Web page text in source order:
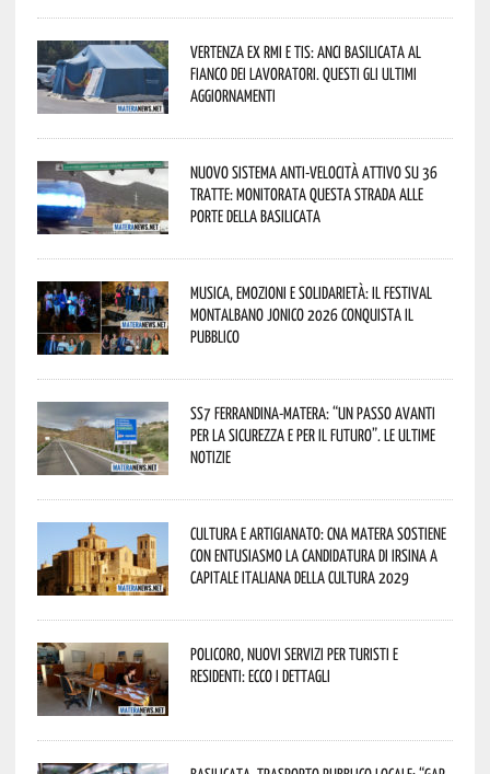
Vertenza ex RMI e TIS: ANCI Basilicata al
fianco dei lavoratori. Questi gli ultimi
aggiornamenti
Nuovo sistema anti-velocità attivo su 36
tratte: monitorata questa strada alle
porte della Basilicata
Musica, emozioni e solidarietà: il Festival
Montalbano Jonico 2026 conquista il
pubblico
SS7 Ferrandina-Matera: “Un passo avanti
per la sicurezza e per il futuro”. Le ultime
notizie
Cultura e Artigianato: CNA Matera sostiene
con entusiasmo la candidatura di Irsina a
Capitale Italiana della Cultura 2029
Policoro, nuovi servizi per turisti e
residenti: ecco i dettagli